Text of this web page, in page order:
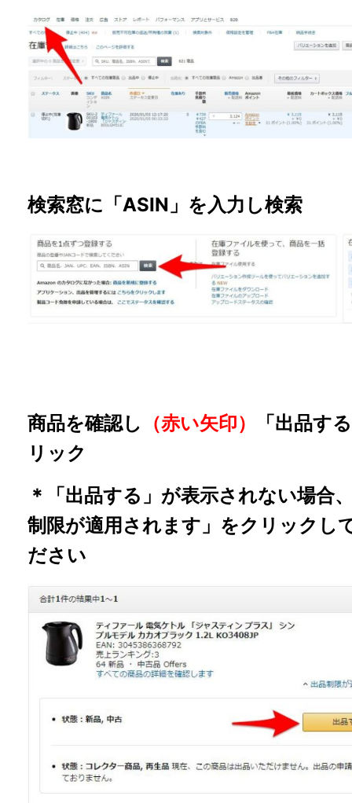
検索窓に「ASIN」を入力し検索
商品を確認し （赤い矢印）
「出品す
リック
＊「出品する」が表示されない場合
制限が適用されます」をクリックし
ださい